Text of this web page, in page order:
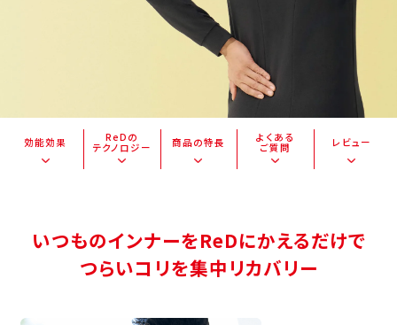
効能効果
ReDの
テクノロジー
商品の特長
よくある
ご質問
レビュー
いつものインナーをReDにかえるだけで
つらいコリを集中リカバリー